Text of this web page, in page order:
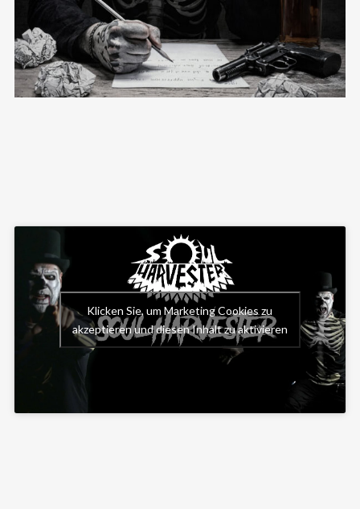
Klicken Sie, um Marketing Cookies zu
akzeptieren und diesen Inhalt zu aktivieren